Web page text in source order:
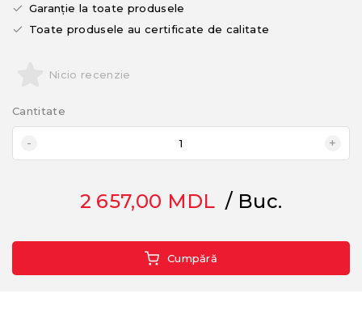
Garanție la toate produsele
Toate produsele au certificate de calitate
Nicio recenzie
Cantitate
2 657,00 MDL/ Buc.
Cumpără